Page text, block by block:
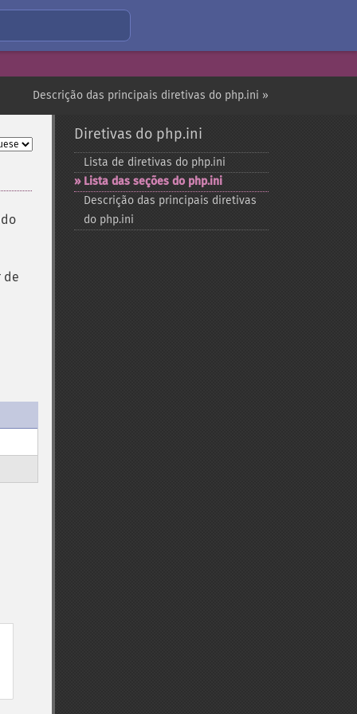
Descrição das principais diretivas do php.ini »
de
Diretivas do php.ini
Lista de diretivas do php.ini
Lista das seções do php.ini
Descrição das principais diretivas
do php.ini